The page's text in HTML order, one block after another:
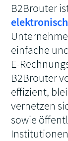
B2Brouter
einfache
E-
B2Brouter
effizient,
vernetzen
sowie